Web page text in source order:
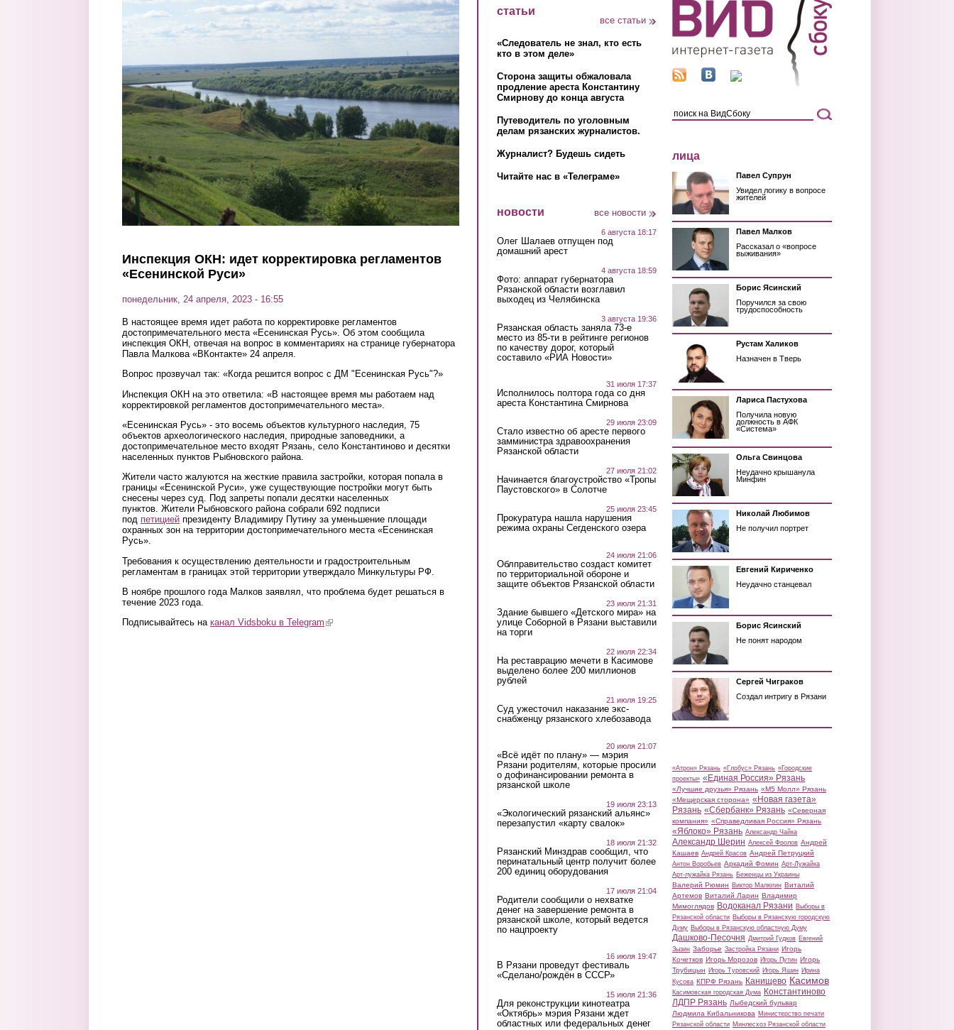
Инспекция ОКН: идет корректировка регламентов
«Есенинской Руси»
понедельник, 24 апреля, 2023 - 16:55
В настоящее время идет работа по корректировке регламентов
достопримечательного места «Есенинская Русь». Об этом сообщила
инспекция ОКН, отвечая на вопрос в комментариях на странице губернатора
Павла Малкова «ВКонтакте» 24 апреля.
Вопрос прозвучал так: «Когда решится вопрос с ДМ "Есенинская Русь"?»
Инспекция ОКН на это ответила: «В настоящее время мы работаем над
корректировкой регламентов достопримечательного места».
«Есенинская Русь» - это восемь объектов культурного наследия, 75
объектов археологического наследия, природные заповедники, а
достопримечательное место входят Рязань, село Константиново и десятки
населенных пунктов Рыбновского района.
Жители часто жалуются на жесткие правила застройки, которая попала в
границы «Есенинской Руси», уже существующие постройки могут быть
снесены через суд. Под запреты попали десятки населенных
пунктов. Жители Рыбновского района собрали 692 подписи
под петицией президенту Владимиру Путину за уменьшение площади
охранных зон на территории достопримечательного места «Есенинская
Русь».
Требования к осуществлению деятельности и градостроительным
регламентам в границах этой территории утверждало Минкультуры РФ.
В ноябре прошлого года Малков заявлял, что проблема будет решаться в
течение 2023 года.
Подписывайтесь на канал Vidsboku в Telegram (link is external)
статьи
все статьи
«Следователь не знал, кто есть
кто в этом деле»
Сторона защиты обжаловала
продление ареста Константину
Смирнову до конца августа
Путеводитель по уголовным
делам рязанских журналистов.
Журналист? Будешь сидеть
Читайте нас в «Телеграме»
новости все новости
6 августа 18:17
Олег Шалаев отпущен под
домашний арест
4 августа 18:59
Фото: аппарат губернатора
Рязанской области возглавил
выходец из Челябинска
3 августа 19:36
Рязанская область заняла 73-е
место из 85-ти в рейтинге регионов
по качеству дорог, который
составило «РИА Новости»
31 июля 17:37
Исполнилось полтора года со дня
ареста Константина Смирнова
29 июля 23:09
Стало известно об аресте первого
замминистра здравоохранения
Рязанской области
27 июля 21:02
Начинается благоустройство «Тропы
Паустовского» в Солотче
25 июля 23:45
Прокуратура нашла нарушения
режима охраны Сегденского озера
24 июля 21:06
Облправительство создаст комитет
по территориальной обороне и
защите объектов Рязанской области
23 июля 21:31
Здание бывшего «Детского мира» на
улице Соборной в Рязани выставили
на торги
22 июля 22:34
На реставрацию мечети в Касимове
выделено более 200 миллионов
рублей
21 июля 19:25
Суд ужесточил наказание экс-
снабженцу рязанского хлебозавода
20 июля 21:07
«Всё идёт по плану» — мэрия
Рязани родителям, которые просили
о дофинансировании ремонта в
рязанской школе
19 июля 23:13
«Экологический рязанский альянс»
перезапустил «карту свалок»
18 июля 21:32
Рязанский Минздрав сообщил, что
перинатальный центр получит более
200 единиц оборудования
17 июля 21:04
Родители сообщили о нехватке
денег на завершение ремонта в
рязанской школе, который ведется
по нацпроекту
16 июля 19:47
В Рязани проведут фестиваль
«Сделано/рождён в СССР»
15 июля 21:36
Для реконструкции кинотеатра
«Октябрь» мэрия Рязани ждет
областных или федеральных денег
лица
Павел Супрун
Увидел логику в вопросе
жителей
Павел Малков
Рассказал о «вопросе
выживания»
Борис Ясинский
Поручился за свою
трудоспособность
Рустам Халиков
Назначен в Тверь
Лариса Пастухова
Получила новую
должность в АФК
«Система»
Ольга Свинцова
Неудачно крышанула
Минфин
Николай Любимов
Не получил портрет
Евгений Кириченко
Неудачно станцевал
Борис Ясинский
Не понят народом
Сергей Чиграков
Создал интригу в Рязани
«Атрон» Рязань «Глобус» Рязань «Городские
проекты» «Единая Россия» Рязань
«Лучшие друзья» Рязань «М5 Молл» Рязань
«Мещерская сторона» «Новая газета»
Рязань «Сбербанк» Рязань «Северная
компания» «Справедливая Россия» Рязань
«Яблоко» Рязань Александр Чайка
Александр Шерин Алексей Фролов Андрей
Кашаев Андрей Красов Андрей Петруцкий
Антон Воробьев Аркадий Фомин Арт-Лужайка
Арт-лужайка Рязань Беженцы из Украины
Валерий Рюмин Виктор Малюгин Виталий
Артемов Виталий Ларин Владимир
Мимоглядов Водоканал Рязани Выборы в
Рязанской области Выборы в Рязанскую городскую
Думу Выборы в Рязанскую областную Думу
Дашково-Песочня Дмитрий Гудков Евгений
Зызин Заборье Застройка Рязани Игорь
Кочетков Игорь Морозов Игорь Путин Игорь
Трубицын Игорь Туровский Игорь Яшин Ирина
Кусова КПРФ Рязань Канищево Касимов
Касимовская городская Дума Константиново
ЛДПР Рязань Лыбедский бульвар
Людмила Кибальникова Министерство печати
Рязанской области Минлесхоз Рязанской области